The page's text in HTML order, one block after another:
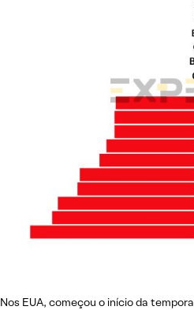
Nos EUA, começou o início da